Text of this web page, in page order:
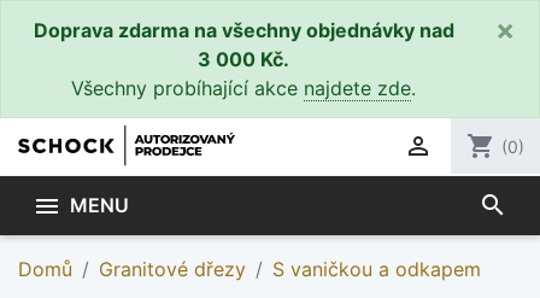
Doprava zdarma na všechny objednávky nad
3 000 Kč.
Všechny probíhající akce najdete zde.
×
 shopping_cart (0)
 MENU search
Domů Granitové dřezy S vaničkou a odkapem